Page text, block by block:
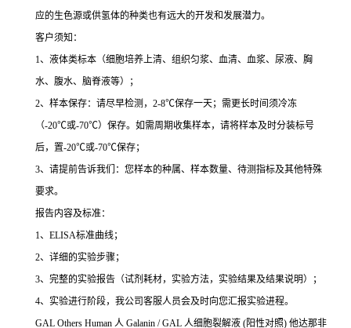
应的生色源或供氢体的种类也有远大的开发和发展潜力。
客户须知：
1、液体类标本（细胞培养上清、组织匀浆、血清、血浆、尿液、胸
水、腹水、脑脊液等）；
2、样本保存：请尽早检测， 2-8℃保存一天；需更长时间须冷冻
（-20℃或-70℃）保存。如需周期收集样本，请将样本及时分装标号
后，置-20℃或-70℃保存；
3、请提前告诉我们：您样本的种属、样本数量、待测指标及其他特殊
要求。
报告内容及标准：
1、 ELISA标准曲线；
2、详细的实验步骤；
3、完整的实验报告（试剂耗材，实验方法，实验结果及结果说明）；
4、实验进行阶段，我公司客服人员会及时向您汇报实验进程。
GAL Others Human 人 Galanin / GAL 人细胞裂解液 (阳性对照) 他达那非